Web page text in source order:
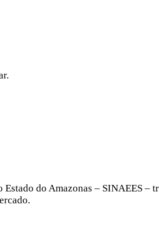
do Amazonas – SINAEES –